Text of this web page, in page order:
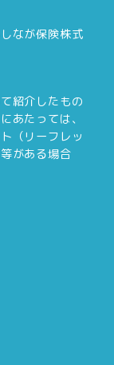
なが保険株式
紹介したもの
あたっては、
（リーフレッ
がある場合